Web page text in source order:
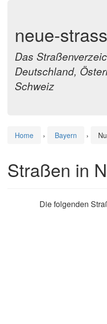
neue-
Das
Deutschland,
Schweiz
Home › Bayern ›
Straßen in
Die folgenden